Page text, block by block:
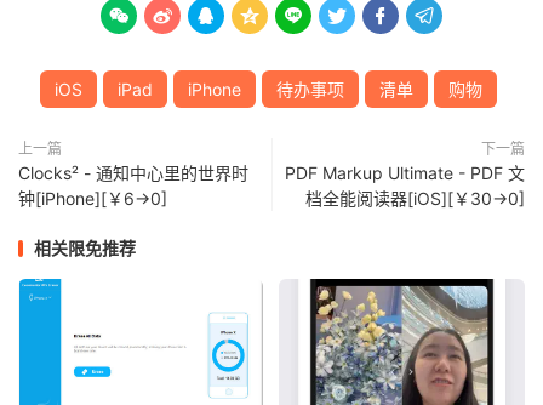
       
iOS iPad iPhone 待办事项 清单 购物
上一篇
Clocks² - 通知中心里的世界时
钟[iPhone][￥6→0]
下一篇
PDF Markup Ultimate - PDF 文
档全能阅读器[iOS][￥30→0]
相关限免推荐